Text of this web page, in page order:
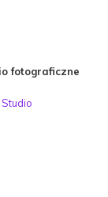
fotograficzne